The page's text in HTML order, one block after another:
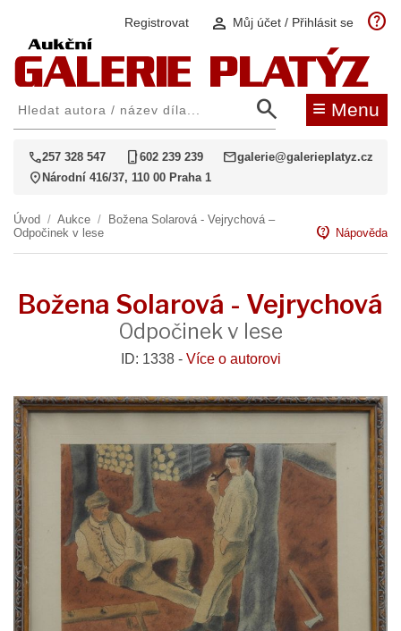
Registrovat person Můj účet / Přihlásit se help
search ≡ Menu
call257 328 547 phone_iphone602 239 239 mailgalerie@galerieplatyz.cz
location_on Národní 416/37, 110 00 Praha 1
Úvod / Aukce /
Božena Solarová - Vejrychová –
Odpočinek v lese
contact_support Nápověda
Božena Solarová - Vejrychová
Odpočinek v lese
ID: 1338 - Více o autorovi